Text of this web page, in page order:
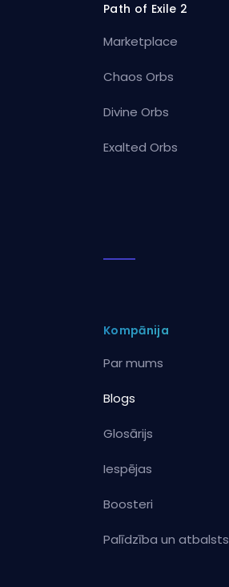
Path of Exile 2
Marketplace
Chaos Orbs
Divine Orbs
Exalted Orbs
Kompānija
Par mums
Blogs
Glosārijs
Iespējas
Boosteri
Palīdzība un atbalsts